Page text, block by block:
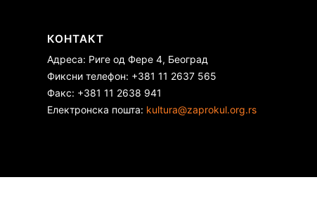
КОНТАКТ
Адреса: Риге од Фере 4, Београд
Фиксни телефон: +381 11 2637 565
Факс: +381 11 2638 941
Електронска пошта: kultura@zaprokul.org.rs